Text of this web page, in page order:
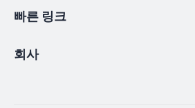
빠른 링크
회사